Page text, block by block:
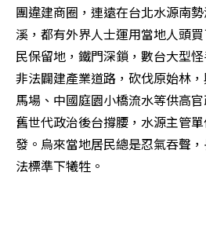
團違建商圈，連遠在台北水源南
溪，都有外界人士運用當地人頭
民保留地，鐵門深鎖，數台大型
非法闢建產業道路，砍伐原始林
馬場、中國庭園小橋流水等供高
舊世代政治後台撐腰，水源主管
發。烏來當地居民總是忍氣吞聲
法標準下犧牲。